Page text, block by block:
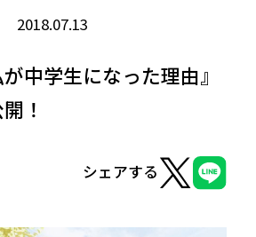
信
2018.07.13
が中学生になった理由』
！
シェアする